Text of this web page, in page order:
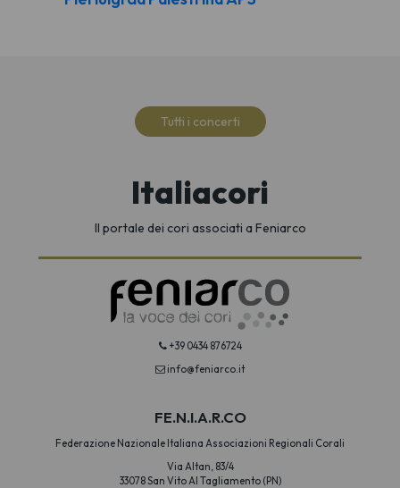
Tutti i concerti
Italiacori
Il portale dei cori associati a Feniarco
+39 0434 876724
info@feniarco.it
FE.N.I.A.R.CO
Federazione Nazionale Italiana Associazioni Regionali Corali
Via Altan, 83/4
33078 San Vito Al Tagliamento (PN)